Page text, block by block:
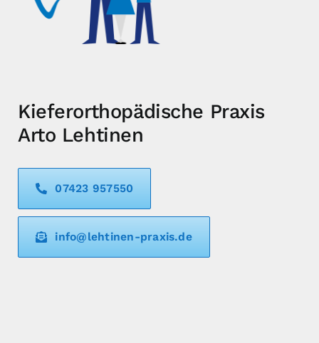
Kieferorthopädische Praxis
Arto Lehtinen
07423 957550
info@lehtinen-praxis.de